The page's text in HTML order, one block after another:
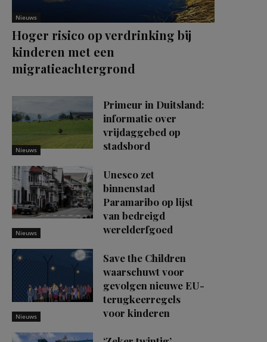
Nieuws
Hoger risico op verdrinking bij
kinderen met een
migratieachtergrond
Nieuws
Primeur in Duitsland:
informatie over
vrijdaggebed op
stadsbord
Nieuws
Unesco zet
binnenstad
Paramaribo op lijst
van bedreigd
werelderfgoed
Nieuws
Save the Children
waarschuwt voor
gevolgen nieuwe EU-
terugkeerregels
voor kinderen